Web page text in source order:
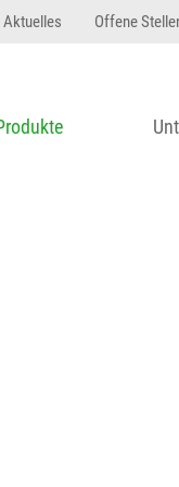
Aktuelles Offene
"Test